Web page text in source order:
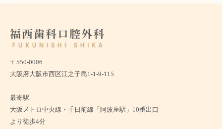
〒550-0006
大阪府大阪市西区江之子島1-1-9-115
最寄駅
大阪メトロ中央線・千日前線「阿波座駅」10番出口
より徒歩4分